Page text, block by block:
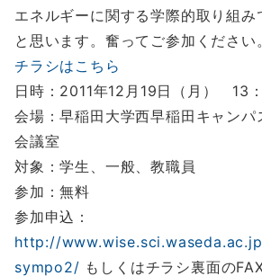
エネルギーに関する学際的取り組み
と思います。奮ってご参加ください。
チラシはこちら
日時：2011年12月19日（月） 13
会場：早稲田大学西早稲田キャン
会議室
対象：学生、一般、教職員
参加：無料
参加申込：
http://
sympo2/ もしくはチラシ裏面の